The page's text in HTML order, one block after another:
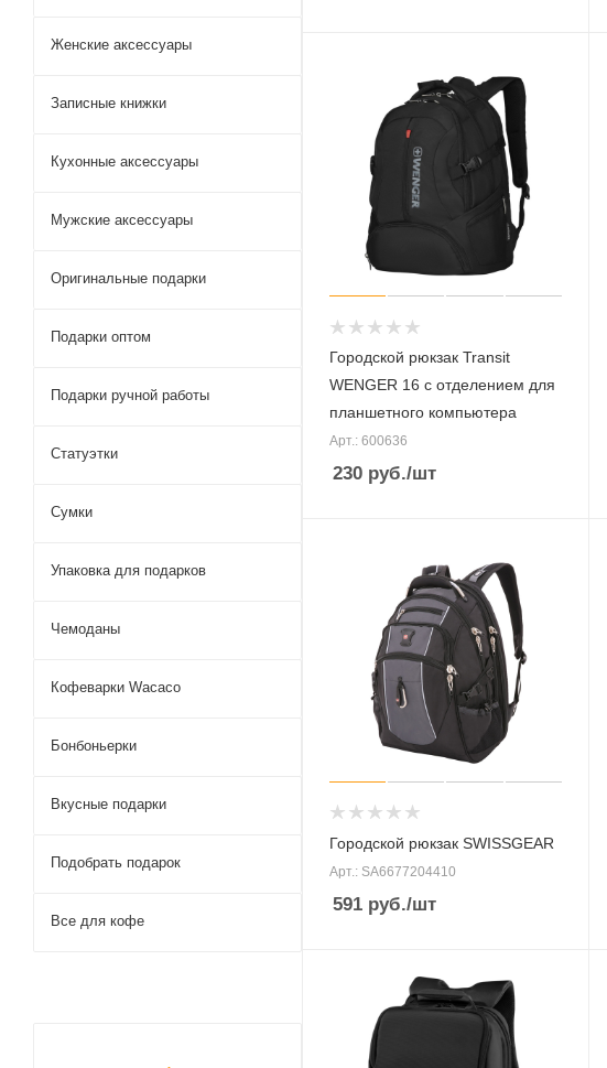
Городской рюкзак Transit
WENGER 16 с отделением для
планшетного компьютера
Арт.: 600636
230 руб./шт
Городской рюкзак SWISSGEAR
Арт.: SA6677204410
591 руб./шт
Женские аксессуары
Записные книжки
Кухонные аксессуары
Мужские аксессуары
Оригинальные подарки
Подарки оптом
Подарки ручной работы
Статуэтки
Сумки
Упаковка для подарков
Чемоданы
Кофеварки Wacaco
Бонбоньерки
Вкусные подарки
Подобрать подарок
Все для кофе